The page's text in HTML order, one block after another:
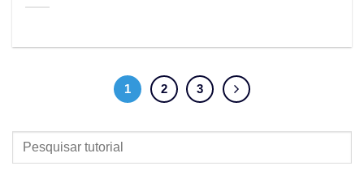
PESQUISAR
TUTORIAL
1 2 3